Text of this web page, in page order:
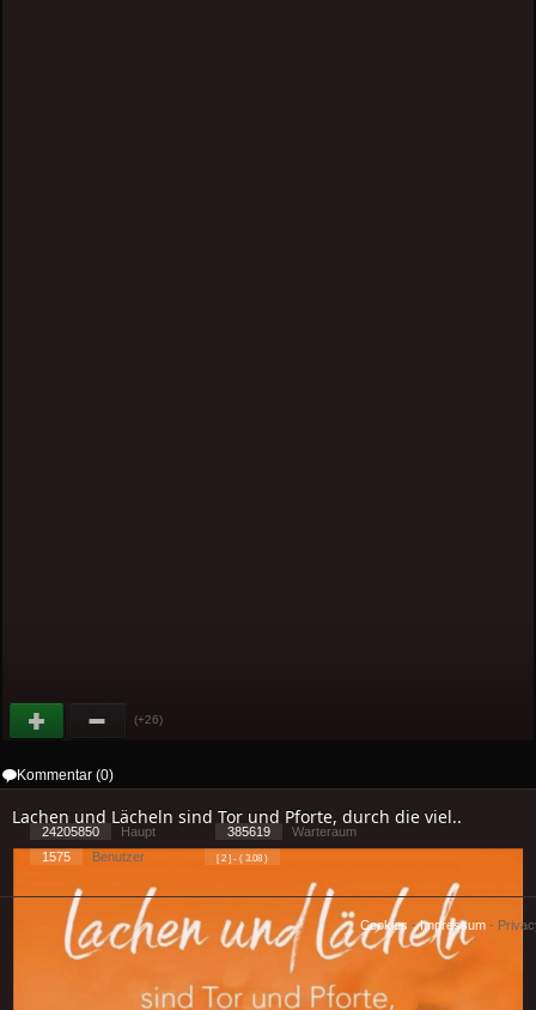
(+26)
Kommentar (0)
Lachen und Lächeln sind Tor und Pforte, durch die viel..
24205850 Haupt 385619
Warteraum
1575
Benutzer [ 2 ] - ( 3.08 )
Cookies -Impressum -